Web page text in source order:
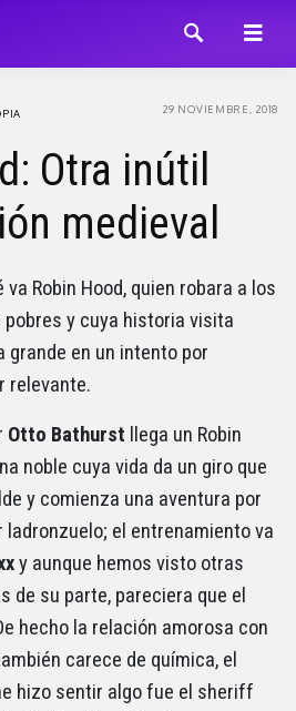
29 NOVIEMBRE, 2018
Otra inútil
medieval
Robin Hood, quien robara a los
y cuya historia visita
grande en un intento por
relevante.
Otto Bathurst llega un Robin
noble cuya vida da un giro que
y comienza una aventura por
el entrenamiento va
y aunque hemos visto otras
de su parte, pareciera que el
hecho la relación amorosa con
carece de química, el
hizo sentir algo fue el sheriff